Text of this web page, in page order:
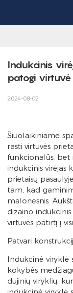
Indukcinis
patogi virtuvė
2024-08-02
Šiuolaikiniame
rasti virtuvės
funkcionalūs, bet
indukcinis virėjas
prietaisų
tam, kad
malonesnis.
dizaino indukcinis
virtuvės patirtį į
Patvari
Indukcinė viryklė
kokybės
dujinių viryklių,